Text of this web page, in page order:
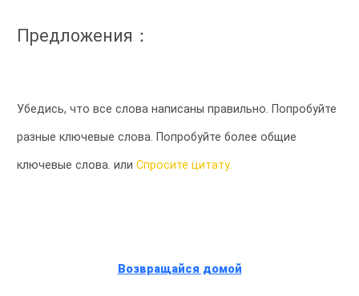
ПУТЕШЕСТВИЕ
ПРОВЕРКА
КАЧЕСТВА
Предложения：
Убедись, что все слова написаны правильно. Попробуйте
разные ключевые слова. Попробуйте более общие
ключевые слова. или Спросите цитату.
Возвращайся домой